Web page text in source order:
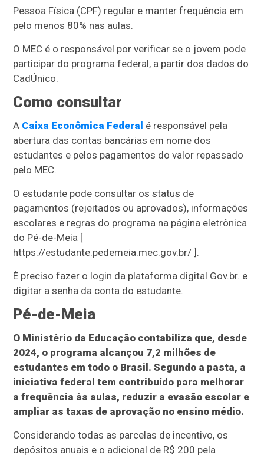
Pessoa Física (CPF) regular e manter frequência em
pelo menos 80% nas aulas.
O MEC é o responsável por verificar se o jovem pode
participar do programa federal, a partir dos dados do
CadÚnico.
Como consultar
A Caixa Econômica Federal é responsável pela
abertura das contas bancárias em nome dos
estudantes e pelos pagamentos do valor repassado
pelo MEC.
O estudante pode consultar os status de
pagamentos (rejeitados ou aprovados), informações
escolares e regras do programa na página eletrônica
do Pé-de-Meia [
https://estudante.pedemeia.mec.gov.br/ ].
É preciso fazer o login da plataforma digital Gov.br. e
digitar a senha da conta do estudante.
Pé-de-Meia
O Ministério da Educação contabiliza que, desde
2024, o programa alcançou 7,2 milhões de
estudantes em todo o Brasil. Segundo a pasta, a
iniciativa federal tem contribuído para melhorar
a frequência às aulas, reduzir a evasão escolar e
ampliar as taxas de aprovação no ensino médio.
Considerando todas as parcelas de incentivo, os
depósitos anuais e o adicional de R$ 200 pela